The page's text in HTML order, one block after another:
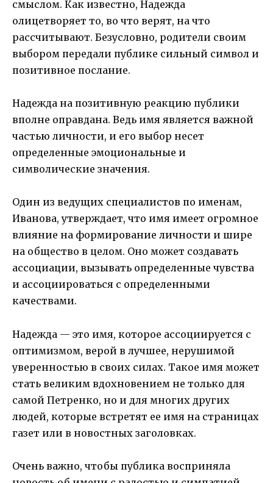
смыслом. Как известно, Надежда
олицетворяет то, во что верят, на что
рассчитывают. Безусловно, родители своим
выбором передали публике сильный символ и
позитивное послание.
Надежда на позитивную реакцию публики
вполне оправдана. Ведь имя является важной
частью личности, и его выбор несет
определенные эмоциональные и
символические значения.
Один из ведущих специалистов по именам,
Иванова, утверждает, что имя имеет огромное
влияние на формирование личности и шире
на общество в целом. Оно может создавать
ассоциации, вызывать определенные чувства
и ассоциироваться с определенными
качествами.
Надежда — это имя, которое ассоциируется с
оптимизмом, верой в лучшее, нерушимой
уверенностью в своих силах. Такое имя может
стать великим вдохновением не только для
самой Петренко, но и для многих других
людей, которые встретят ее имя на страницах
газет или в новостных заголовках.
Очень важно, чтобы публика восприняла